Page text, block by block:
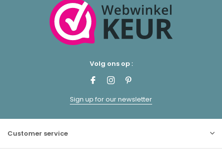
Volg ons op :
Sign up for our newsletter
Customer service